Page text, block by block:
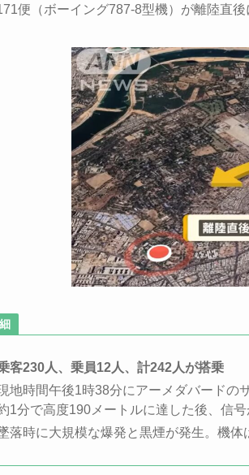
便（ボーイング787-8型機）が離陸直
客230人、乗員12人、計242人が搭乗
地時間午後1時38分にアーメダバードの
1分で高度190メートルに達した後、信
落時に大規模な爆発と黒煙が発生。機